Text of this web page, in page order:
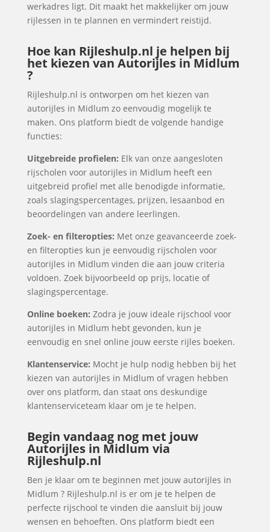
werkadres ligt. Dit maakt het makkelijker om jouw
rijlessen in te plannen en vermindert reistijd.
Hoe kan Rijleshulp.nl je helpen bij
het kiezen van Autorijles in Midlum
?
Rijleshulp.nl is ontworpen om het kiezen van
autorijles in Midlum zo eenvoudig mogelijk te
maken. Ons platform biedt de volgende handige
functies:
Uitgebreide profielen: Elk van onze aangesloten
rijscholen voor autorijles in Midlum heeft een
uitgebreid profiel met alle benodigde informatie,
zoals slagingspercentages, prijzen, lesaanbod en
beoordelingen van andere leerlingen.
Zoek- en filteropties: Met onze geavanceerde zoek-
en filteropties kun je eenvoudig rijscholen voor
autorijles in Midlum vinden die aan jouw criteria
voldoen. Zoek bijvoorbeeld op prijs, locatie of
slagingspercentage.
Online boeken: Zodra je jouw ideale rijschool voor
autorijles in Midlum hebt gevonden, kun je
eenvoudig en snel online jouw eerste rijles boeken.
Klantenservice: Mocht je hulp nodig hebben bij het
kiezen van autorijles in Midlum of vragen hebben
over ons platform, dan staat ons deskundige
klantenserviceteam klaar om je te helpen.
Begin vandaag nog met jouw
Autorijles in Midlum via
Rijleshulp.nl
Ben je klaar om te beginnen met jouw autorijles in
Midlum ? Rijleshulp.nl is er om je te helpen de
perfecte rijschool te vinden die aansluit bij jouw
wensen en behoeften. Ons platform biedt een